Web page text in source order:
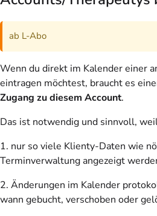
ab L-Abo
Wenn du direkt im Kalender einer
eintragen möchtest, braucht es
Zugang zu diesem Account.
Das ist notwendig und sinnvoll,
1. nur so viele Klienty-Daten wie
Terminverwaltung angezeigt
2. Änderungen im Kalender
wann gebucht, verschoben oder